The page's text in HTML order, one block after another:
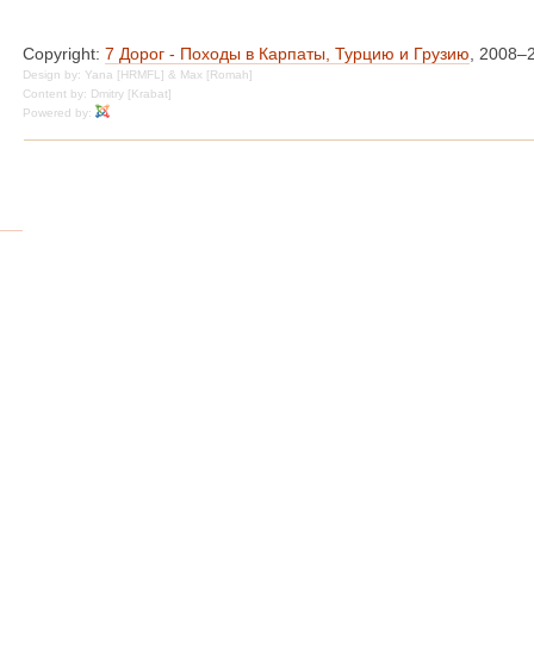
Copyright: 7 Дорог - Походы в Карпаты, Турцию и Грузию,
Design by: Yana [HRMFL] & Max [Romah]
Content by: Dmitry [Krabat]
Powered by: